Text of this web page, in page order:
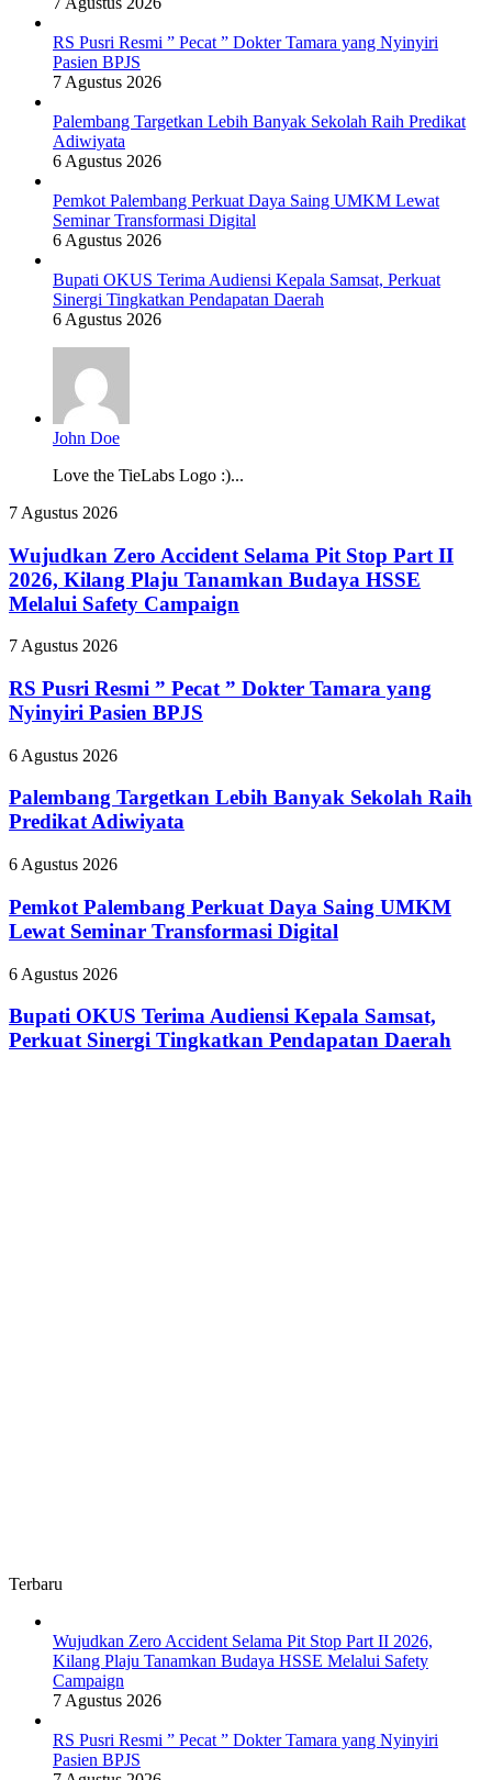
RS Pusri Resmi ” Pecat ” Dokter Tamara yang Nyinyiri
Pasien BPJS
7 Agustus 2026
Palembang Targetkan Lebih Banyak Sekolah Raih Predikat
Adiwiyata
6 Agustus 2026
Pemkot Palembang Perkuat Daya Saing UMKM Lewat
Seminar Transformasi Digital
6 Agustus 2026
Bupati OKUS Terima Audiensi Kepala Samsat, Perkuat
Sinergi Tingkatkan Pendapatan Daerah
6 Agustus 2026
John Doe
Love the TieLabs Logo :)...
Wujudkan
Accident
Selama
Pit
Stop
II
Kilang
Plaju
Tanamkan
Budaya
HSSE
Melalui
Safety
Campaign
7 Agustus 2026
Wujudkan Zero Accident Selama Pit Stop Part II
2026, Kilang Plaju Tanamkan Budaya HSSE
Melalui Safety Campaign
RS
Resmi
”
Pecat
Dokter
yang
Nyinyiri
BPJS
7 Agustus 2026
RS Pusri Resmi ” Pecat ” Dokter Tamara yang
Nyinyiri Pasien BPJS
Palembang
Lebih
Banyak
Sekolah
Predikat
6 Agustus 2026
Palembang Targetkan Lebih Banyak Sekolah Raih
Predikat Adiwiyata
Pemkot
Perkuat
Daya
Saing
Lewat
Transformasi
Digital
6 Agustus 2026
Pemkot Palembang Perkuat Daya Saing UMKM
Lewat Seminar Transformasi Digital
Bupati
Terima
Audiensi
Kepala
6 Agustus 2026
Bupati OKUS Terima Audiensi Kepala Samsat,
Perkuat Sinergi Tingkatkan Pendapatan Daerah
Terbaru
Wujudkan Zero Accident Selama Pit Stop Part II 2026,
Kilang Plaju Tanamkan Budaya HSSE Melalui Safety
Campaign
7 Agustus 2026
RS Pusri Resmi ” Pecat ” Dokter Tamara yang Nyinyiri
Pasien BPJS